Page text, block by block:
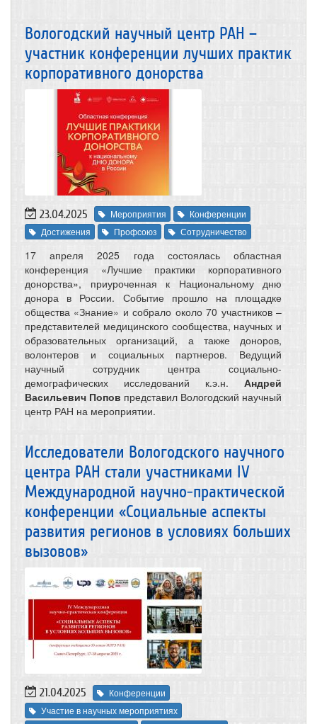
Вологодский научный центр РАН –
участник конференции лучших практик
корпоративного донорства
23.04.2025 Мероприятия
Конференции
Достижения
Профсоюз Сотрудничество
17 апреля 2025 года состоялась областная
конференция «Лучшие практики корпоративного
донорства», приуроченная к Национальному дню
донора в России. Событие прошло на площадке
общества «Знание» и собрало около 70 участников –
представителей медицинского сообщества, научных и
образовательных организаций, а также доноров,
волонтеров и социальных партнеров. Ведущий
научный сотрудник центра социально-
демографических исследований к.э.н. Андрей
Васильевич Попов представил Вологодский научный
центр РАН на мероприятии.
Исследователи Вологодского научного
центра РАН стали участниками IV
Международной научно-практической
конференции «Социальные аспекты
развития регионов в условиях больших
вызовов»
21.04.2025
Конференции
Участие в научных мероприятиях